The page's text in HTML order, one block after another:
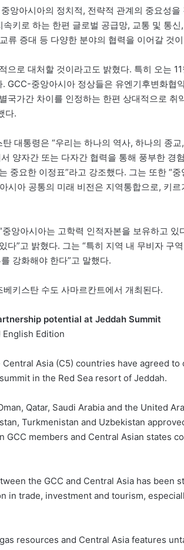
앙아시아의 정치적, 전략적 관계의 중요성
키로 하는 한편 글로벌 공급망, 교통 및 통
류 증대 등 다양한 분야의 협력을 이어갈 것
으로 대처할 것이라고도 밝혔다. 특히 오는
GCC-중앙아시아 정상들은 유엔기후변화협
국가간 차이를 인정하는 한편 상대적으로 취
다.
대통령은 “우리는 하나의 역사, 하나의 종
양자간 또는 다자간 협력을 통해 풍부한 경
중요한 이정표”라고 강조했다. 그는 또한 “
시아 공통의 미래 비전은 지역통합으로, 키
앙아시아는 고학력 인적자본을 보유하고
다”고 밝혔다. 그는 “특히 지역 내 무비자 구
강화해야 한다”고 말했다.
키스탄 수도 사마르칸트에서 개최된다.
potential at Jeddah Summit
English Edition
Asia (C5) countries have agreed
in the Red Sea resort of Jeddah.
Qatar, Saudi Arabia and the United
Turkmenistan and Uzbekistan
GCC members and Central Asian states
the GCC and Central Asia has been
in trade, investment and tourism,
resources and Central Asia features